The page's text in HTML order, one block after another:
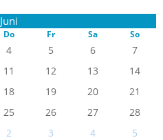
Juni
Do Fr Sa So
4 5 6
7
11 12 13
14
18 19 20
21
25 26 27
28
2 3 4
5